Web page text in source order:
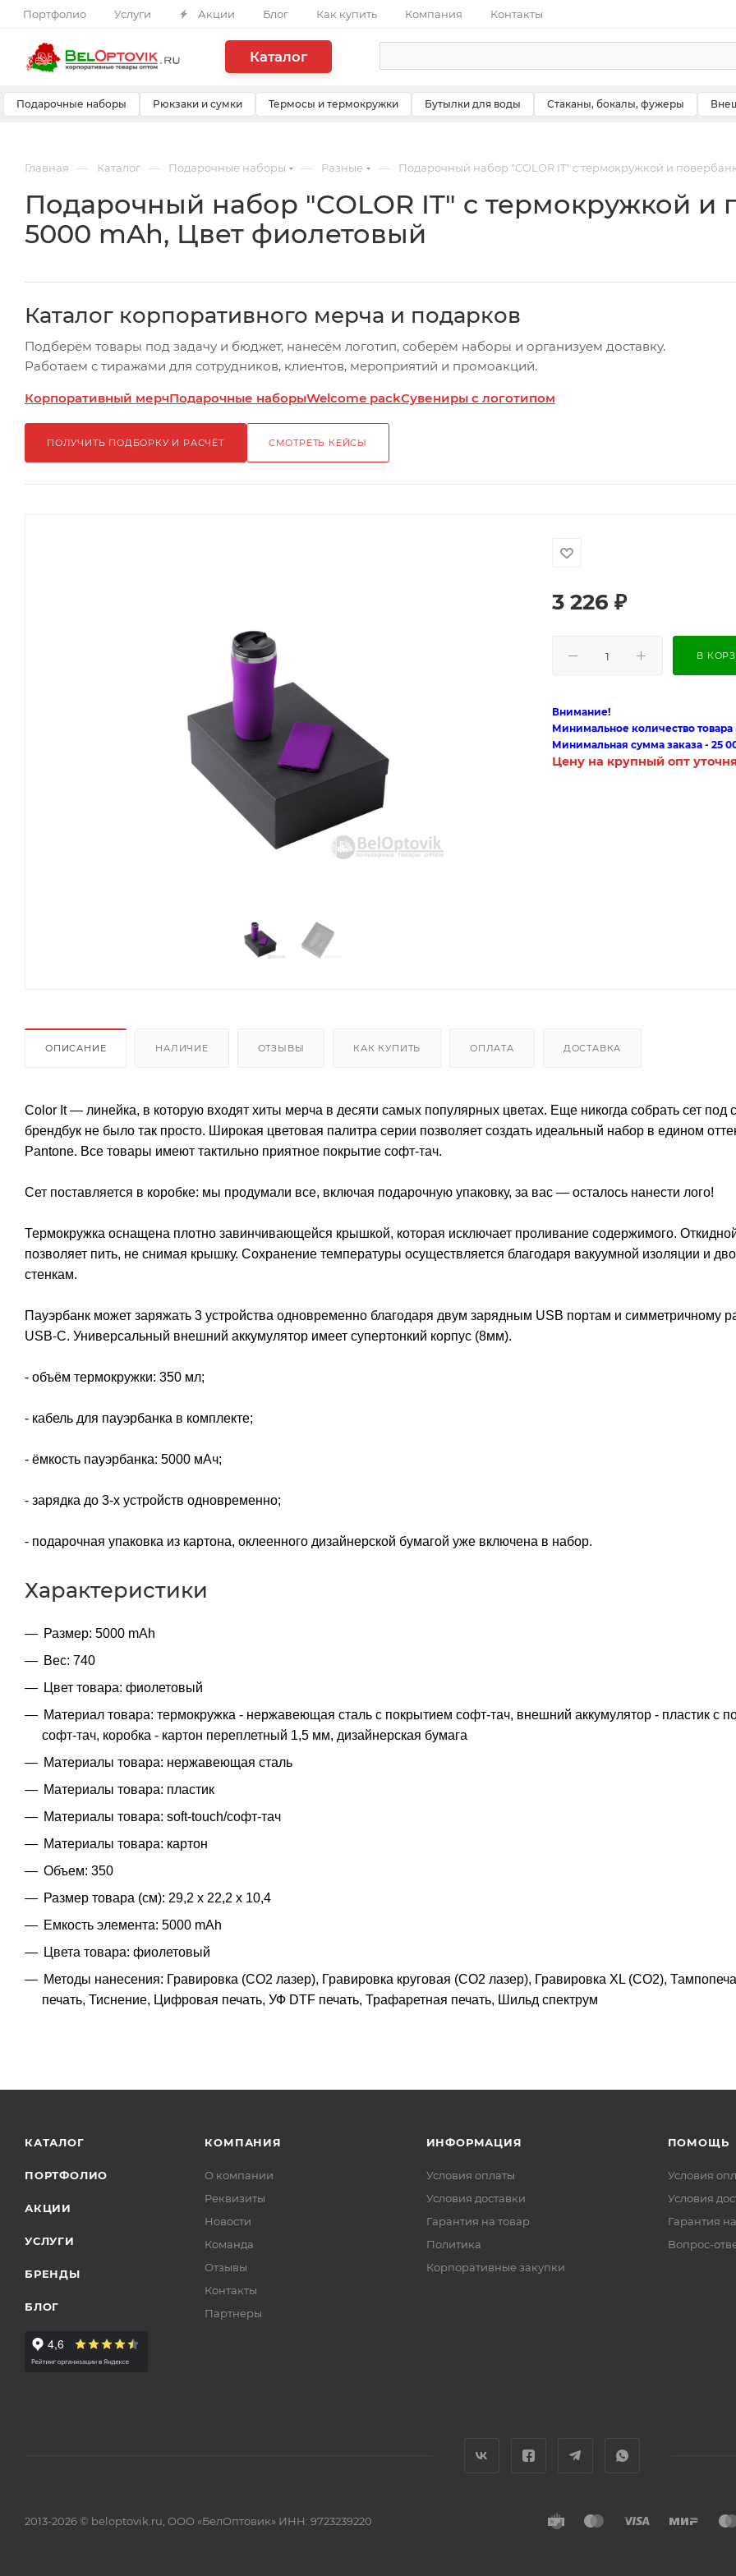
Портфолио Услуги Акции Блог Как купить Компания Контакты
Каталог
Подарочные наборы Рюкзаки и сумки Термосы и термокружки Бутылки для воды Стаканы, бокалы, фужеры
Главная — Каталог — Подарочные наборы — Разные — Подарочный набор "COLOR IT" c термокружкой и
Подарочный набор "COLOR IT" c термокружкой и
5000 mAh, Цвет фиолетовый
Каталог корпоративного мерча и подарков
Подберём товары под задачу и бюджет, нанесём логотип, соберём наборы и организуем доставку.
Работаем с тиражами для сотрудников, клиентов, мероприятий и промоакций.
Корпоративный мерчПодарочные наборыWelcome packСувениры с логотипом
ПОЛУЧИТЬ ПОДБОРКУ И РАСЧЁТ СМОТРЕТЬ КЕЙСЫ
3 226 ₽
В
Внимание!
Минимальное количество товара
Минимальная сумма заказа - 25
Цену на крупный опт
ОПИСАНИЕ НАЛИЧИЕ ОТЗЫВЫ КАК КУПИТЬ ОПЛАТА ДОСТАВКА
Color It — линейка, в которую входят хиты мерча в десяти самых популярных цветах. Еще никогда собрать сет под
брендбук не было так просто. Широкая цветовая палитра серии позволяет создать идеальный набор в едином
Pantone. Все товары имеют тактильно приятное покрытие софт-тач.
Сет поставляется в коробке: мы продумали все, включая подарочную упаковку, за вас — осталось нанести лого!
Термокружка оснащена плотно завинчивающейся крышкой, которая исключает проливание содержимого.
позволяет пить, не снимая крышку. Сохранение температуры осуществляется благодаря вакуумной изоляции и
стенкам.
Пауэрбанк может заряжать 3 устройства одновременно благодаря двум зарядным USB портам и симметричному
USB-C. Универсальный внешний аккумулятор имеет супертонкий корпус (8мм).
- объём термокружки: 350 мл;
- кабель для пауэрбанка в комплекте;
- ёмкость пауэрбанка: 5000 мАч;
- зарядка до 3-х устройств одновременно;
- подарочная упаковка из картона, оклеенного дизайнерской бумагой уже включена в набор.
Характеристики
Размер: 5000 mAh
Вес: 740
Цвет товара: фиолетовый
Материал товара: термокружка - нержавеющая cталь с покрытием софт-тач, внешний аккумулятор - пластик с
софт-тач, коробка - картон переплетный 1,5 мм, дизайнерская бумага
Материалы товара: нержавеющая cталь
Материалы товара: пластик
Материалы товара: soft-touch/софт-тач
Материалы товара: картон
Объем: 350
Размер товара (см): 29,2 х 22,2 х 10,4
Емкость элемента: 5000 mAh
Цвета товара: фиолетовый
Методы нанесения: Гравировка (CO2 лазер), Гравировка круговая (CO2 лазер), Гравировка XL (СО2),
печать, Тиснение, Цифровая печать, УФ DTF печать, Трафаретная печать, Шильд спектрум
КАТАЛОГ
ПОРТФОЛИО
АКЦИИ
УСЛУГИ
БРЕНДЫ
БЛОГ
КОМПАНИЯ
О компании
Реквизиты
Новости
Команда
Отзывы
Контакты
Партнеры
ИНФОРМАЦИЯ
Условия оплаты
Условия доставки
Гарантия на товар
Политика
Корпоративные закупки
ПОМОЩЬ
Условия
Условия
Гарантия
Вопрос-
2013-2026 © beloptovik.ru, ООО «БелОптовик» ИНН: 9723239220